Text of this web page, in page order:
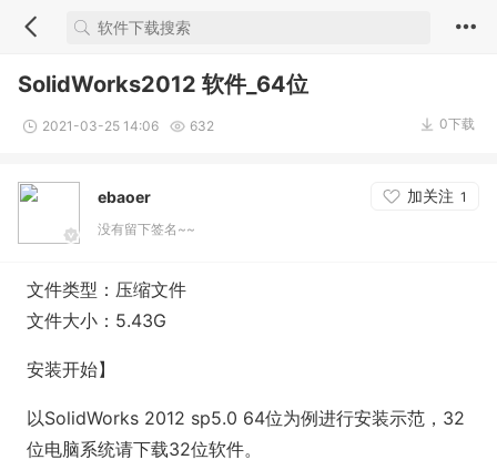
SolidWorks2012 软件_64位
2021-03-25 14:06 632 0下载
ebaoer 加关注 1
没有留下签名~~
文件类型：压缩文件
文件大小：5.43G
安装开始】
以SolidWorks 2012 sp5.0 64位为例进行安装示范，32
位电脑系统请下载32位软件。